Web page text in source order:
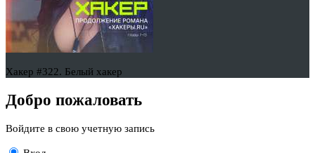
Хакер #322. Белый хакер
Добро пожаловать
Войдите в свою учетную запись